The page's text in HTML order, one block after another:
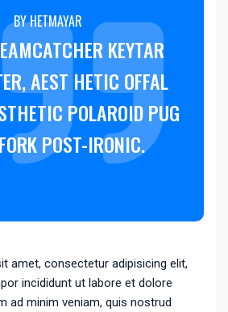
BY HETMAYAR
KEYTAR
AEST HETIC OFFAL
POLAROID PUG
POST-IRONIC.
amet, consectetur adipisicing elit,
incididunt ut labore et dolore
ad minim veniam, quis nostrud